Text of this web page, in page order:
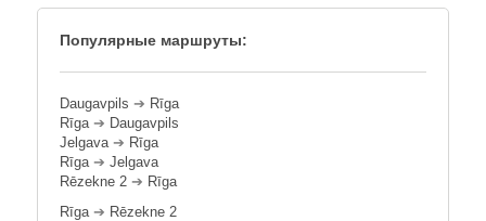
Популярные маршруты:
Daugavpils ➔ Rīga
Rīga➔ Daugavpils
Jelgava➔ Rīga
Rīga➔ Jelgava
Rēzekne 2 ➔ Rīga
Rīga➔ Rēzekne 2